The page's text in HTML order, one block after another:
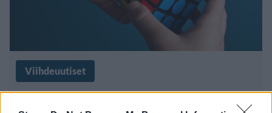
Viihdeuutiset